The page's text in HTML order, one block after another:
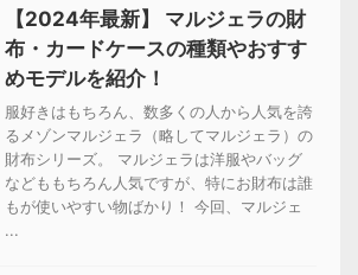
【2024年最新】 マルジェラの財
布・カードケースの種類やおすす
めモデルを紹介！
服好きはもちろん、数多くの人から人気を誇
るメゾンマルジェラ（略してマルジェラ）の
財布シリーズ。 マルジェラは洋服やバッグ
などももちろん人気ですが、特にお財布は誰
もが使いやすい物ばかり！ 今回、マルジェ
...